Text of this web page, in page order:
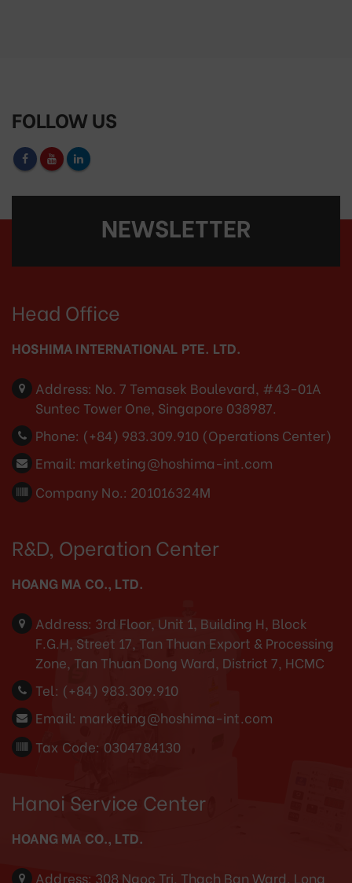
FOLLOW US
NEWSLETTER
Head Office
HOSHIMA INTERNATIONAL PTE. LTD.
Address: No. 7 Temasek Boulevard, #43-01A
Suntec Tower One, Singapore 038987.
Phone: (+84) 983.309.910 (Operations Center)
Email: marketing@hoshima-int.com
Company No.: 201016324M
R&D, Operation Center
HOANG MA CO., LTD.
Address: 3rd Floor, Unit 1, Building H, Block
F.G.H, Street 17, Tan Thuan Export & Processing
Zone, Tan Thuan Dong Ward, District 7, HCMC
Tel: (+84) 983.309.910
Email: marketing@hoshima-int.com
Tax Code: 0304784130
Hanoi Service Center
HOANG MA CO., LTD.
Address: 308 Ngoc Tri, Thach Ban Ward, Long